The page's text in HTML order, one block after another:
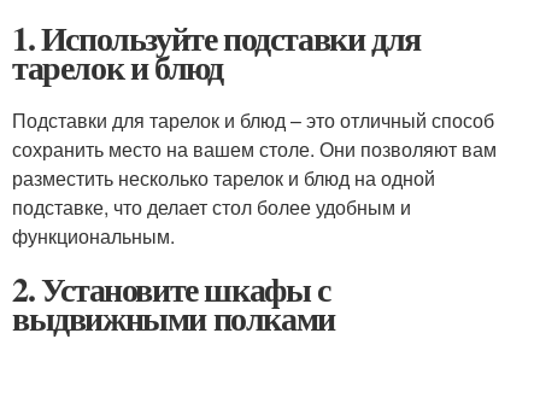
1. Используйте подставки для
тарелок и блюд
Подставки для тарелок и блюд – это отличный способ
сохранить место на вашем столе. Они позволяют вам
разместить несколько тарелок и блюд на одной
подставке, что делает стол более удобным и
функциональным.
2. Установите шкафы с
выдвижными полками